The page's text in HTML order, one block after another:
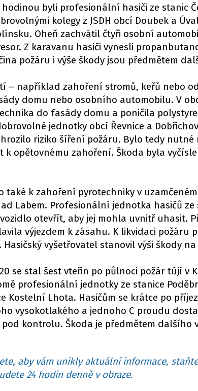
byli profesionální hasiči ze stanic
kolegy z JSDH obcí Doubek a
Oheň zachvátil čtyři osobní
Z karavanu hasiči vynesli
požáru i výše škody jsou předmětem
– například zahoření stromů, keřů nebo
domu nebo osobního automobilu. V
do fasády domu a poničila
jednotky obcí Řevnice a
riziko šíření požáru. Bylo tedy
opětovnému zahoření. Škoda byla
také k zahoření pyrotechniky v
Labem. Profesionální jednotka hasičů ze
otevřít, aby jej mohla uvnitř uhasit.
výjezdem k zásahu. K likvidaci požáru
vyšetřovatel stanovil výši škody
se stal šest vteřin po půlnoci požár tújí v
profesionální jednotky ze stanice
Kostelní Lhota. Hasičům se krátce po
vysokotlakého a jednoho C proudu
kontrolu. Škoda je předmětem dalšího
aby vám unikly aktuální informace,
24 hodin denně v obraze.